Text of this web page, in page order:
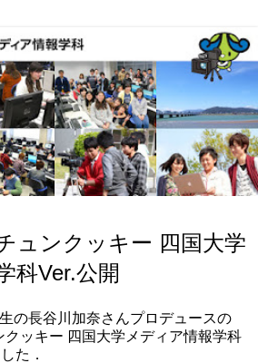
ュンクッキー 四国大学
科Ver.公開
の長谷川加奈さんプロデュースの
クッキー 四国大学メディア情報学科
た．